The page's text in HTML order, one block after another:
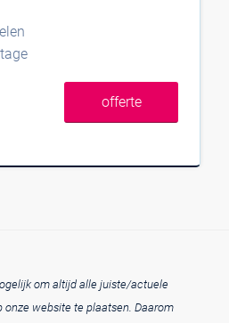
offerte
om altijd alle juiste/actuele
onze website te plaatsen. Daarom